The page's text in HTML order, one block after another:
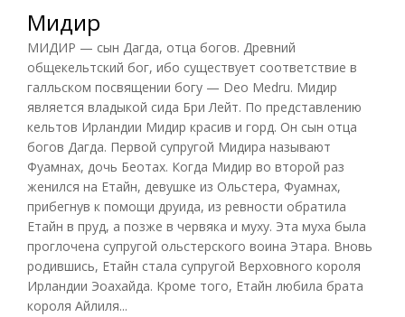
Мидир
МИДИР — сын Дагда, отца богов. Древний
общекельтский бог, ибо существует соответствие в
галльском посвящении богу — Deo Medru. Мидир
является владыкой сида Бри Лейт. По представлению
кельтов Ирландии Мидир красив и горд. Он сын отца
богов Дагда. Первой супругой Мидира называют
Фуамнах, дочь Беотах. Когда Мидир во второй раз
женился на Етайн, девушке из Ольстера, Фуамнах,
прибегнув к помощи друида, из ревности обратила
Етайн в пруд, а позже в червяка и муху. Эта муха была
проглочена супругой ольстерского воина Этара. Вновь
родившись, Етайн стала супругой Верховного короля
Ирландии Эоахайда. Кроме того, Етайн любила брата
короля Айлиля...